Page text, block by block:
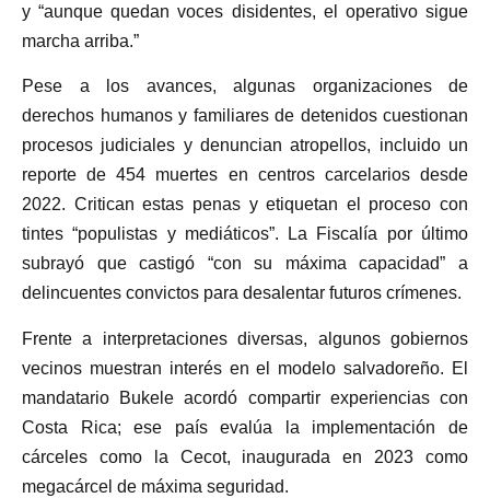
y “aunque quedan voces disidentes, el operativo sigue
marcha arriba.”
Pese a los avances, algunas organizaciones de
derechos humanos y familiares de detenidos cuestionan
procesos judiciales y denuncian atropellos, incluido un
reporte de 454 muertes en centros carcelarios desde
2022. Critican estas penas y etiquetan el proceso con
tintes “populistas y mediáticos”. La Fiscalía por último
subrayó que castigó “con su máxima capacidad” a
delincuentes convictos para desalentar futuros crímenes.
Frente a interpretaciones diversas, algunos gobiernos
vecinos muestran interés en el modelo salvadoreño. El
mandatario Bukele acordó compartir experiencias con
Costa Rica; ese país evalúa la implementación de
cárceles como la Cecot, inaugurada en 2023 como
megacárcel de máxima seguridad.